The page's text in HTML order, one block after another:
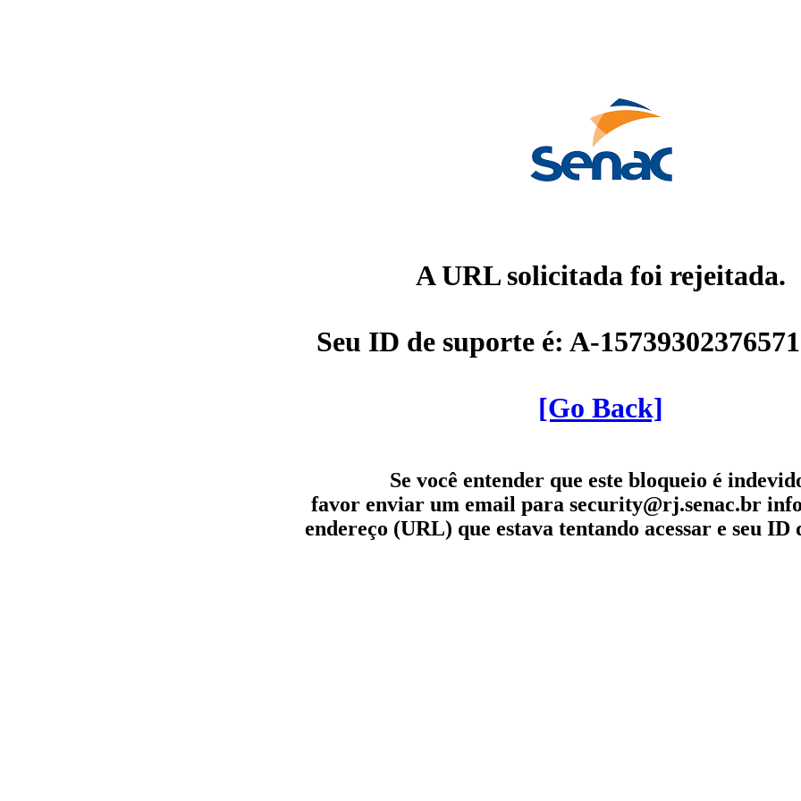
A URL solicitada foi rejeitada.
Seu ID de suporte é: A-
[Go Back]
Se você entender que este bloqueio é
favor enviar um email para security@rj.senac.br
endereço (URL) que estava tentando acessar e seu ID